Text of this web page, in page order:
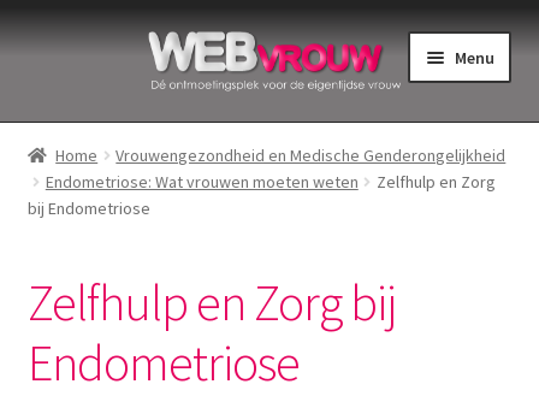
Ga
Ga
Menu
Home
Bekkenbodemspieren
Menstruatiedisks
Menstruatiecups
Home
Vrouwengezondheid en Medische Genderongelijkheid
Endometriose: Wat vrouwen moeten weten
Zelfhulp en Zorg
bij Endometriose
Zelfhulp en Zorg bij
Endometriose